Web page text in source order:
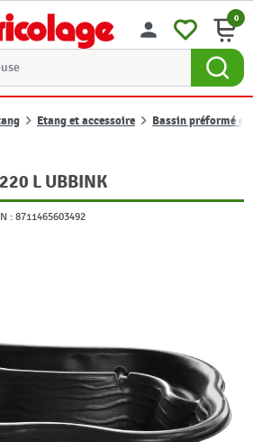
person 0
Etang et accessoire Bassin préformé et
L UBBINK
: 8711465603492